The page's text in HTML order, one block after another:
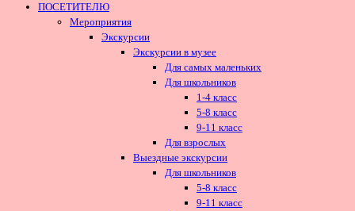
ПОСЕТИТЕЛЮ
Мероприятия
Экскурсии
Экскурсии в музее
Для самых маленьких
Для школьников
1-4 класс
5-8 класс
9-11 класс
Для взрослых
Выездные экскурсии
Для школьников
5-8 класс
9-11 класс